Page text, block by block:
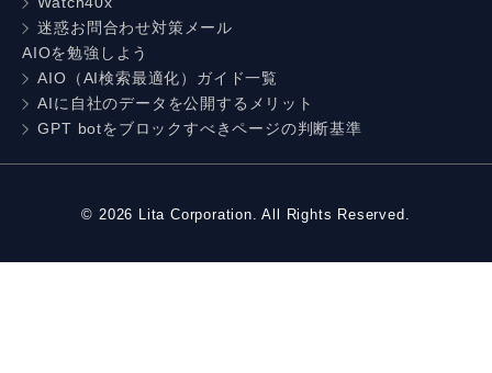
迷惑お問合わせ対策メール
AIOを勉強しよう
AIO（AI検索最適化）ガイド一覧
AIに自社のデータを公開するメリット
GPT botをブロックすべきページの判断基準
©2026 Lita Corporation. All Rights Reserved.